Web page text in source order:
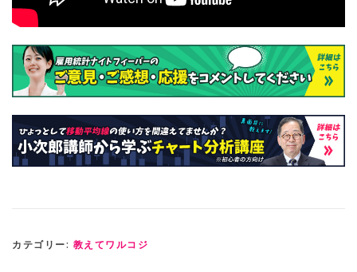
カテゴリー: 教えてワルコジ